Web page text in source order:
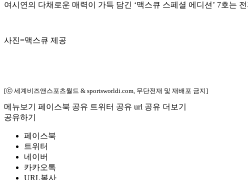
여시연의 다채로운 매력이 가득 담긴 ‘맥스큐 스페셜 에디션’ 7호는
사진=맥스큐 제공
[ⓒ 세계비즈앤스포츠월드 & sportsworldi.com, 무단전재 및 재배포 금지]
메뉴보기 페이스북 공유 트위터 공유 url 공유 더보기
공유하기
페이스북
트위터
네이버
카카오톡
URL복사